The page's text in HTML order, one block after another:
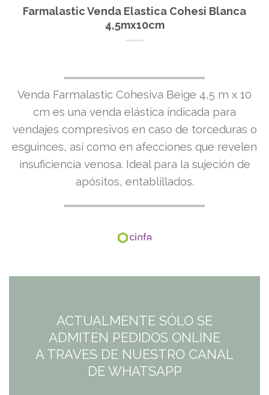
Farmalastic Venda Elastica Cohesi Blanca
4,5mx10cm
Venda Farmalastic Cohesiva Beige 4,5 m x 10
cm es una venda elástica indicada para
vendajes compresivos en caso de torceduras o
esguinces, así como en afecciones que revelen
insuficiencia venosa. Ideal para la sujeción de
apósitos, entablillados.
ACTUALMENTE SÓLO SE
ADMITEN PEDIDOS ONLINE
A TRAVES DE NUESTRO CANAL
DE WHATSAPP